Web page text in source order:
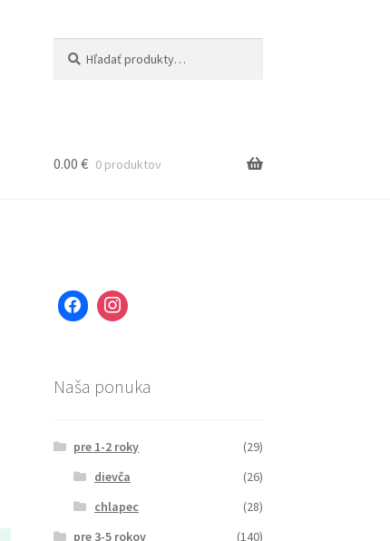
0.00 € 0 produktov
Naša ponuka
pre 1-2 roky
(29)
dievča
(26)
chlapec
(28)
pre 3-5 rokov
(140)